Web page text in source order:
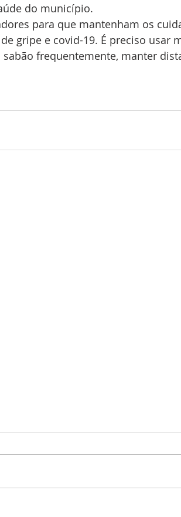
do município.
para que mantenham os
gripe e covid-19. É preciso usar
frequentemente, manter